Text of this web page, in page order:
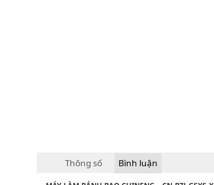
Thông số Bình luận